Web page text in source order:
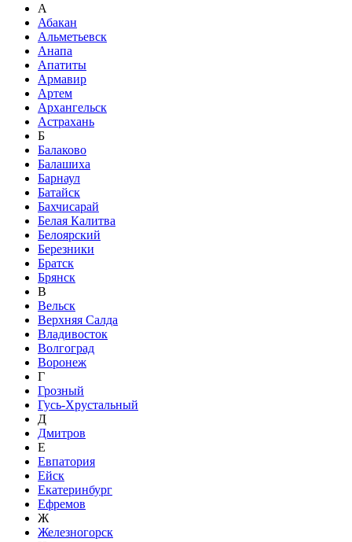
А
Абакан
Альметьевск
Анапа
Апатиты
Армавир
Артем
Архангельск
Астрахань
Б
Балаково
Балашиха
Барнаул
Батайск
Бахчисарай
Белая Калитва
Белоярский
Березники
Братск
Брянск
В
Вельск
Верхняя Салда
Владивосток
Волгоград
Воронеж
Г
Грозный
Гусь-Хрустальный
Д
Дмитров
Е
Евпатория
Ейск
Екатеринбург
Ефремов
Ж
Железногорск